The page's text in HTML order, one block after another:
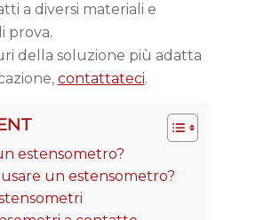
a diversi materiali e
prova.
della soluzione più adatta
contattateci.
estensometro?
un estensometro?